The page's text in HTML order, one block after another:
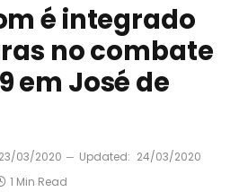
é integrado
no combate
em José de
23/03/2020 Updated: 24/03/2020
1 Min Read